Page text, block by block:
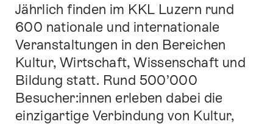
Jährlich finden im KKL Luzern rund
600 nationale und internationale
Veranstaltungen in den Bereichen
Kultur, Wirtschaft, Wissenschaft und
Bildung statt. Rund 500’000
Besucher:innen erleben dabei die
einzigartige Verbindung von Kultur,